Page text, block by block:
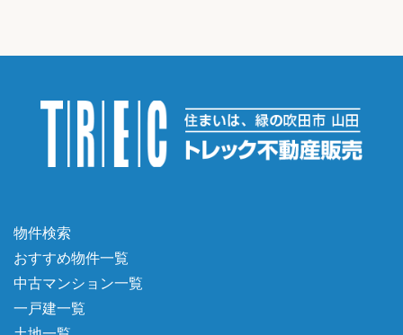
物件検索
おすすめ物件一覧
中古マンション一覧
一戸建一覧